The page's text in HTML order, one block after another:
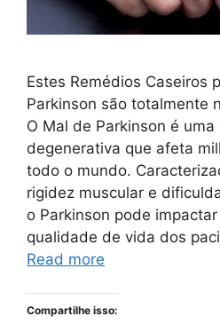
Estes Remédios Caseiros
Parkinson são totalmente
O Mal de Parkinson é
degenerativa que afeta
todo o mundo.
rigidez muscular e
o Parkinson pode
qualidade de vida dos
Read more
Compartilhe isso: